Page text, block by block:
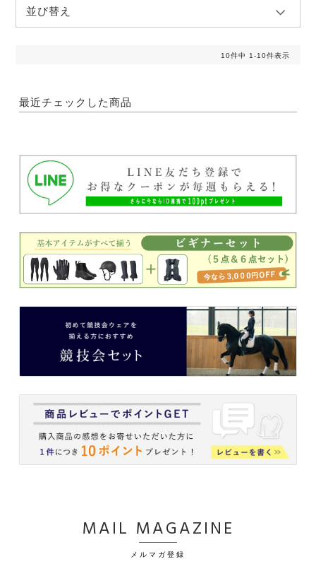
並び替え
10件中 1-10件表示
最近チェックした商品
MAIL MAGAZINE
メルマガ登録